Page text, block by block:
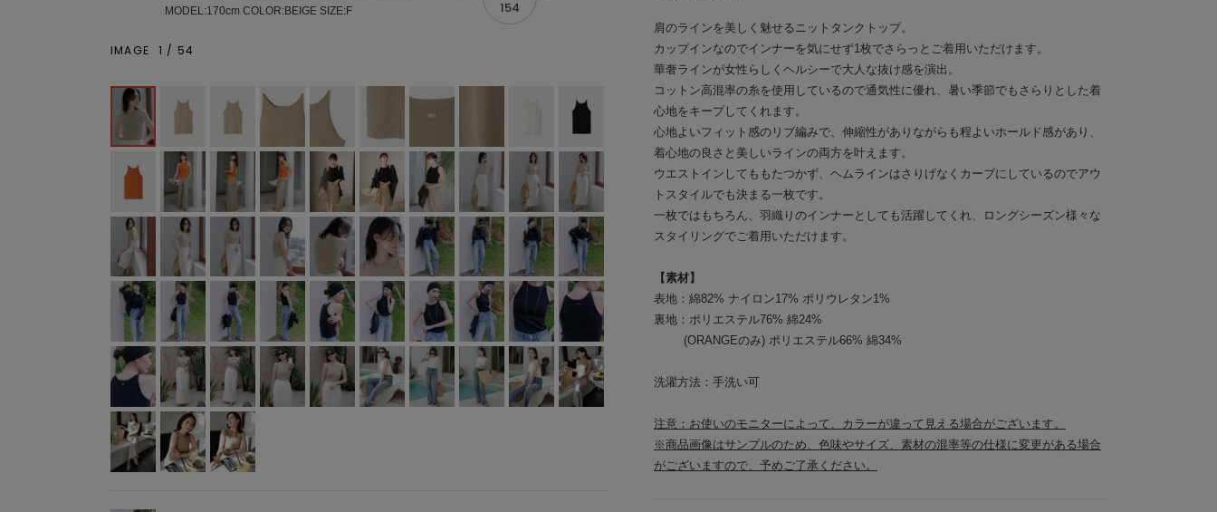
肩のラインを美しく魅せるニットタンクトップ。
カップインなのでインナーを気にせず1枚でさらっとご着用いただけます。
華奢ラインが女性らしくヘルシーで大人な抜け感を演出。
コットン高混率の糸を使用しているので通気性に優れ、暑い季節でもさらりとした着
心地をキープしてくれます。
心地よいフィット感のリブ編みで、伸縮性がありながらも程よいホールド感があり、
着心地の良さと美しいラインの両方を叶えます。
ウエストインしてももたつかず、ヘムラインはさりげなくカーブにしているのでアウ
トスタイルでも決まる一枚です。
一枚ではもちろん、羽織りのインナーとしても活躍してくれ、ロングシーズン様々な
スタイリングでご着用いただけます。
【素材】
表地：綿82% ナイロン17% ポリウレタン1%
裏地：ポリエステル76% 綿24%
(ORANGEのみ) ポリエステル66% 綿34%
洗濯方法：手洗い可
注意：お使いのモニターによって、カラーが違って見える場合がございます。
※商品画像はサンプルのため、色味やサイズ、素材の混率等の仕様に変更がある場合
がございますので、予めご了承ください。
MODEL:170cm COLOR:BEIGE SIZE:F 154
IMAGE 1 / 54